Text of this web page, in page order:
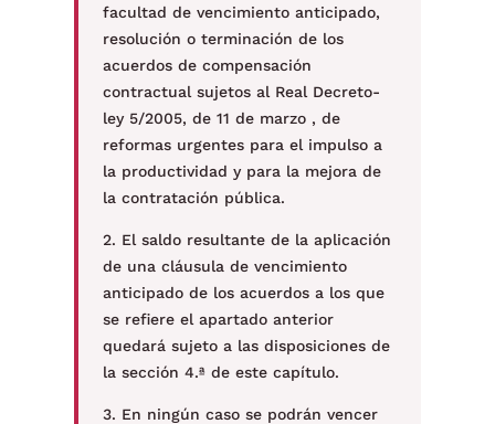
facultad de vencimiento anticipado,
resolución o terminación de los
acuerdos de compensación
contractual sujetos al Real Decreto-
ley 5/2005, de 11 de marzo , de
reformas urgentes para el impulso a
la productividad y para la mejora de
la contratación pública.
2. El saldo resultante de la aplicación
de una cláusula de vencimiento
anticipado de los acuerdos a los que
se refiere el apartado anterior
quedará sujeto a las disposiciones de
la sección 4.ª de este capítulo.
3. En ningún caso se podrán vencer